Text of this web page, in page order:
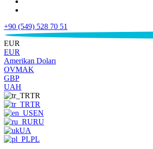
+90 (549) 528 70 51
€
EUR
EUR
Amerikan Doları
OVMAK
GBP
UAH
TR
TR
EN
RU
UA
PL